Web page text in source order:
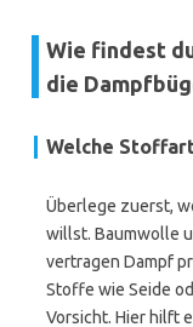
Wie findest
die
Welche
Überlege zuerst,
willst. Baumwolle
vertragen Dampf
Stoffe wie Seide
Vorsicht. Hier hilft